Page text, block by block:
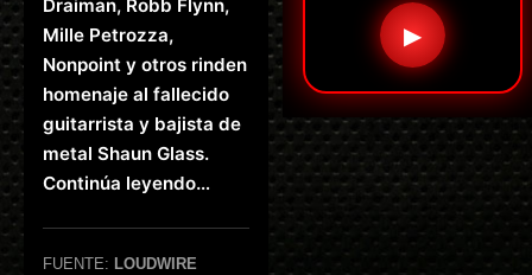
Draiman, Robb Flynn,
Mille Petrozza,
Nonpoint y otros rinden
homenaje al fallecido
guitarrista y bajista de
metal Shaun Glass.
Continúa leyendo…
FUENTE: LOUDWIRE
▶